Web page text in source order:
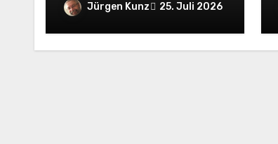
Jürgen Kunz 25. Juli 2026